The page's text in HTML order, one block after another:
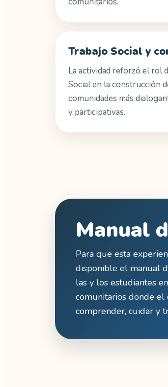
Trabajo Social y
La actividad reforzó el rol
Social en la construcción
comunidades más
y participativas.
Manual
Para que esta
disponible el manual
las y los estudiantes
comunitarios donde
comprender, cuidar y